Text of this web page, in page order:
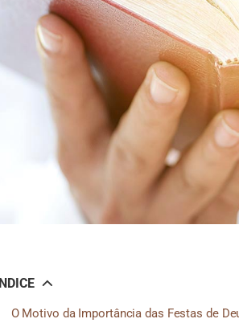
ÍNDICE
O Motivo da Importância das Festas de